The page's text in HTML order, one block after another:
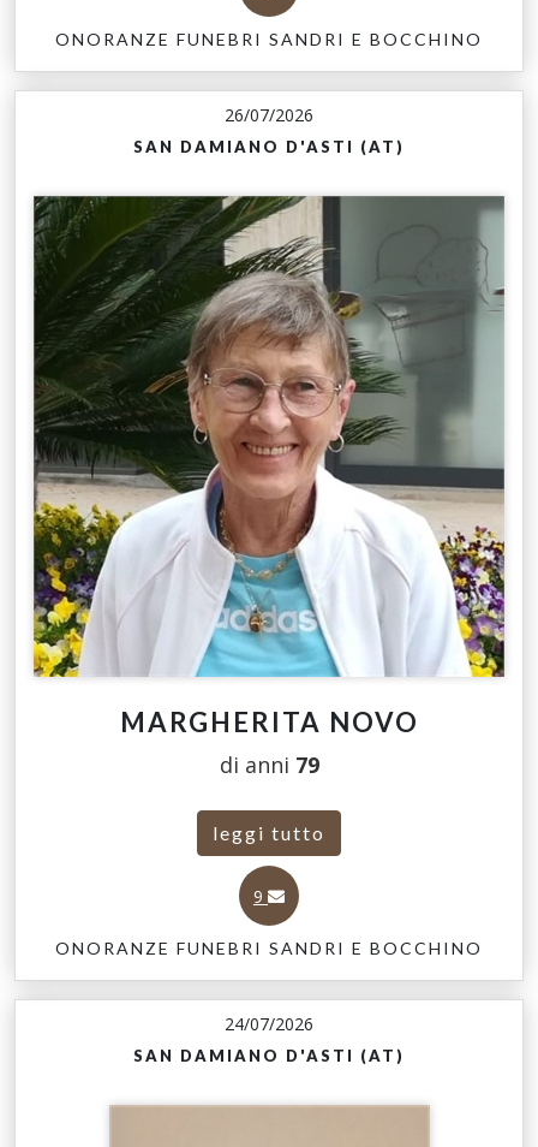
ONORANZE FUNEBRI SANDRI E BOCCHINO
26/07/2026
SAN DAMIANO D'ASTI (AT)
MARGHERITA NOVO
di anni 79
leggi tutto
9
ONORANZE FUNEBRI SANDRI E BOCCHINO
24/07/2026
SAN DAMIANO D'ASTI (AT)